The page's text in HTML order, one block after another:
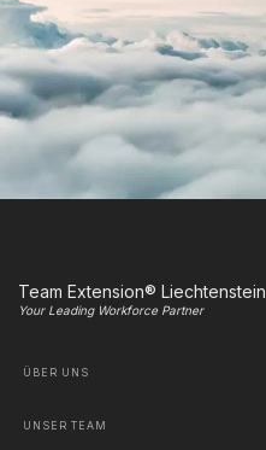
Team Extension® Liechtenstein
Your Leading Workforce Partner
ÜBER UNS
UNSER TEAM